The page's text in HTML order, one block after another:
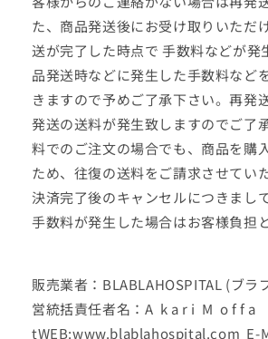
た、商品発送後にお受け取りいただ
送が完了した時点で 手数料などが発
品発送時などに発生した手数料など
きますので予めご了承下さい。再発
発送の送料が発生致しますのでご了
料でのご注文の場合でも、商品を購
ため、往復の送料をご請求させてい
決済完了後のキャンセルにつきまし
手数料が発生した場合はお客様負担
販売業者：BLABLAHOSPITAL (ブラ
営統括責任者名：A k a r i M o f f a
tWEB:www.blablahospital.com E-